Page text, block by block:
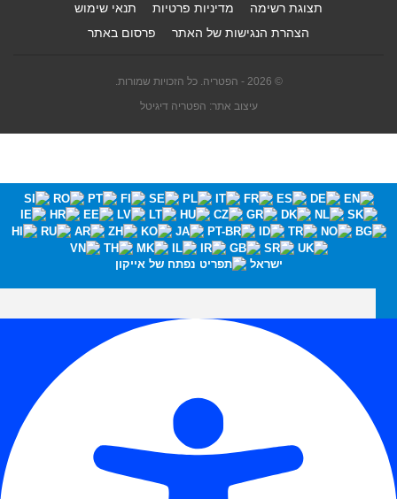
תצוגת רשימה
מדיניות פרטיות
תנאי שימוש
הצהרת הנגישות של האתר
פרסום באתר
© 2026 - הפטריה. כל הזכויות שמורות.
עיצוב אתר: הפטריה דיגיטל
ישראל